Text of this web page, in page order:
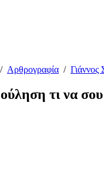
/ Αρθρογραφία / Γιάννος
τι να